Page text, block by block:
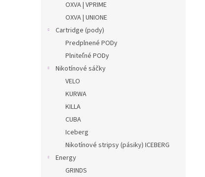
OXVA | VPRIME
OXVA | UNIONE
Cartridge (pody)
Predplnené PODy
Plniteľné PODy
Nikotínové sáčky
VELO
KURWA
KILLA
CUBA
Iceberg
Nikotínové stripsy (pásiky) ICEBERG
Energy
GRINDS